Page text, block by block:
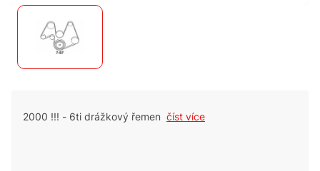
2000 !!! - 6ti drážkový řemen číst více